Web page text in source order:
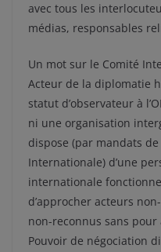
avec tous les
médias, responsables
Un mot sur le Comité
Acteur de la diplomatie
statut d’observateur à
ni une organisation
dispose (par mandats
Internationale) d’une
internationale
d’approcher acteurs
non-reconnus sans
Pouvoir de négociation